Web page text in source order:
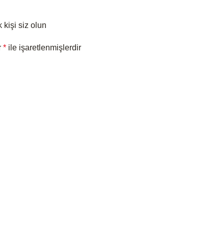
kişi siz olun
* ile işaretlenmişlerdir